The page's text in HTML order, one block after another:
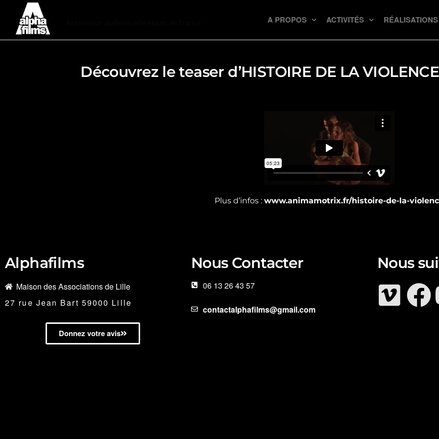
A PROPOS ACTIVITÉS RÉALISATIONS
Découvrez le teaser d’HISTOIRE DE LA
Plus d’infos : www.animamotrix.fr/histoire-de-la-
Alphafilms
Maison des Associations de Lille
27 rue Jean Bart 59000 Lille
Donnez votre avis
Nous Contacter
06 13 26 43 57
contactalphafilms@gmail.com
Nous